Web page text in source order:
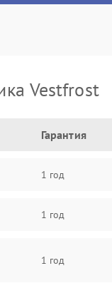
Vestfrost
Гарантия
1 год
1 год
1 год